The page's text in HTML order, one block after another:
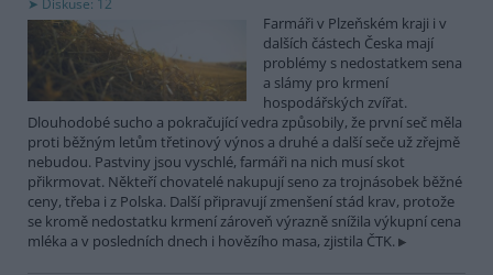
Farmáři v Plzeňském kraji i v
dalších částech Česka mají
problémy s nedostatkem sena
a slámy pro krmení
hospodářských zvířat.
Dlouhodobé sucho a pokračující vedra způsobily, že první seč měla
proti běžným letům třetinový výnos a druhé a další seče už zřejmě
nebudou. Pastviny jsou vyschlé, farmáři na nich musí skot
přikrmovat. Někteří chovatelé nakupují seno za trojnásobek běžné
ceny, třeba i z Polska. Další připravují zmenšení stád krav, protože
se kromě nedostatku krmení zároveň výrazně snížila výkupní cena
mléka a v posledních dnech i hovězího masa, zjistila ČTK.